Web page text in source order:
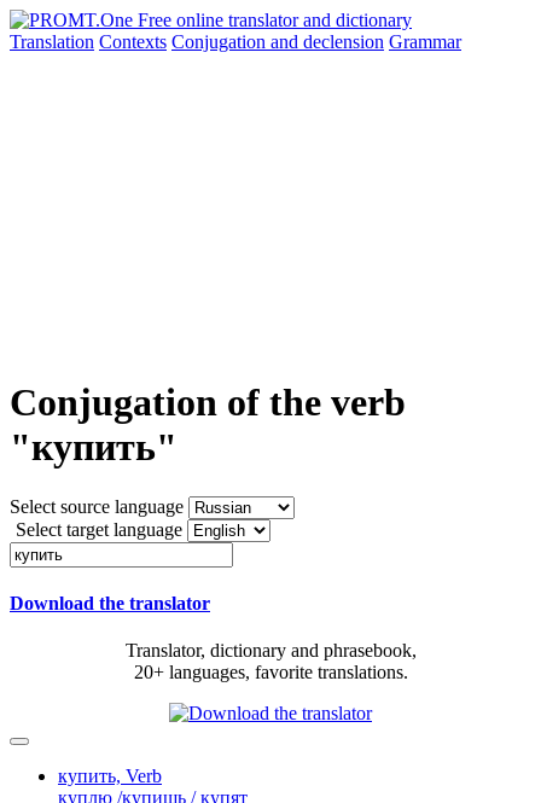
Translation Contexts Conjugation and declension Grammar
Conjugation of the verb
"купить"
Select source language
Select target language
Download the translator
Translator, dictionary and phrasebook,
20+ languages, favorite translations.
купить, Verb
куплю /купишь / купят